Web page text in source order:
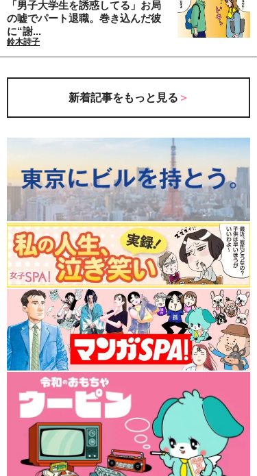
「男子大学生を誘惑してる」お局
の嘘でパート退職。巻き込んだ彼
に“謝...
鈴木詩子
新着記事をもっと見る